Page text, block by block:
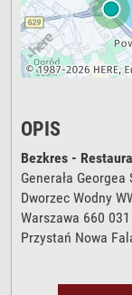
OPIS
Bezkres -
Generała
Dworzec Wodny
Warszawa 660
Przystań Nowa